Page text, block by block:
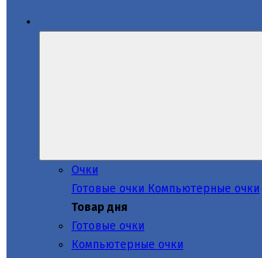
Очки
Готовые очки Компьютерные очки
Товар дня
Готовые очки
Компьютерные очки